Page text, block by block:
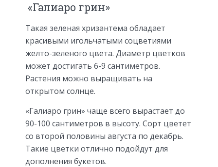
«Галиаро грин»
Такая зеленая хризантема обладает
красивыми игольчатыми соцветиями
желто-зеленого цвета. Диаметр цветков
может достигать 6-9 сантиметров.
Растения можно выращивать на
открытом солнце.
«Галиаро грин» чаще всего вырастает до
90-100 сантиметров в высоту. Сорт цветет
со второй половины августа по декабрь.
Такие цветки отлично подойдут для
дополнения букетов.